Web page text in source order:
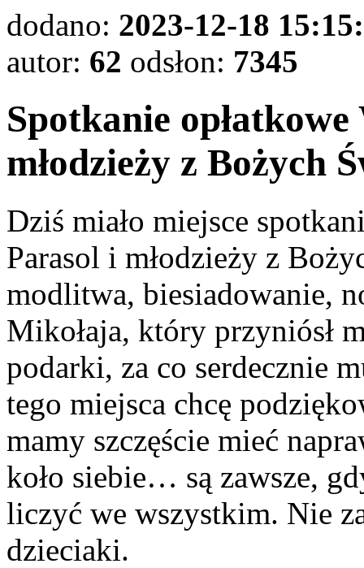
dodano: 2023-12-18
autor: 62 odsłon: 7345
Spotkanie
młodzieży z Bożych
Dziś miało miejsce
Parasol i młodzieży z
modlitwa, biesiadowanie,
Mikołaja, który przyniósł
podarki, za co serdecznie
tego miejsca chcę
mamy szczęście mieć
koło siebie… są zawsze,
liczyć we wszystkim. Nie
dzieciaki.